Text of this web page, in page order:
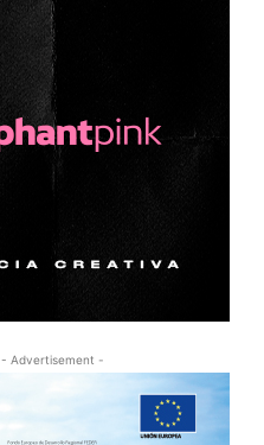
- Advertisement -